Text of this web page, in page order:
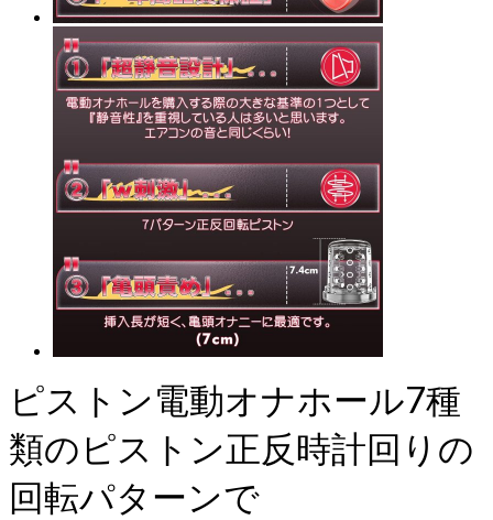
ピストン電動オナホール7種
類のピストン正反時計回りの
回転パターンで